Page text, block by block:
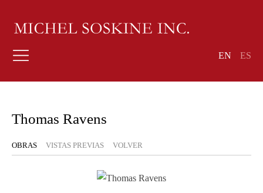
EN ES
Thomas Ravens
OBRAS VISTAS PREVIAS VOLVER